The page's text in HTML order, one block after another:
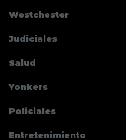
Westchester
Judiciales
Salud
Yonkers
Policiales
Entretenimiento